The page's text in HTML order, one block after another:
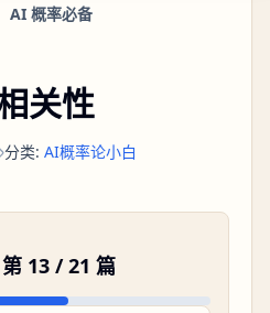
AI 概率必备
关性
分类: AI概率论小白
13 /21 篇